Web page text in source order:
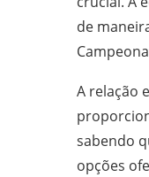
de
A relação
sabendo
opções